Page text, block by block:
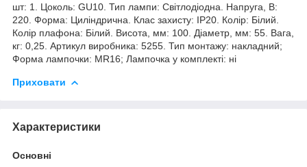
шт: 1. Цоколь: GU10. Тип лампи: Світлодіодна. Напруга, В:
220. Форма: Циліндрична. Клас захисту: IP20. Колір: Білий.
Колір плафона: Білий. Висота, мм: 100. Діаметр, мм: 55. Вага,
кг: 0,25. Артикул виробника: 5255. Тип монтажу: накладний;
Форма лампочки: MR16; Лампочка у комплекті: ні
Приховати
Характеристики
Основні